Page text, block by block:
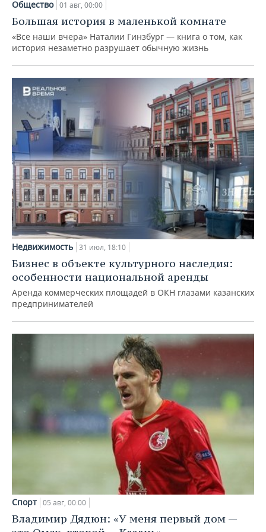
Общество 01 авг, 00:00
Большая история в маленькой комнате
«Все наши вчера» Наталии Гинзбург — книга о том, как
история незаметно разрушает обычную жизнь
Недвижимость 31 июл, 18:10
Бизнес в объекте культурного наследия:
особенности национальной аренды
Аренда коммерческих площадей в ОКН глазами казанских
предпринимателей
Спорт 05 авг, 00:00
Владимир Дядюн: «У меня первый дом —